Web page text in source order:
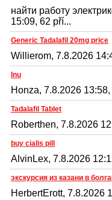
найти работу
15:09, 62 pří...
Generic Tadalafil 20mg price
Willierom, 7.8.2026
Inu
Honza, 7.8.2026
Tadalafil Tablet
Roberthen, 7.8.2026
buy cialis pill
AlvinLex, 7.8.2026
экскурсия из казани в
HerbertErott, 7.8.2026